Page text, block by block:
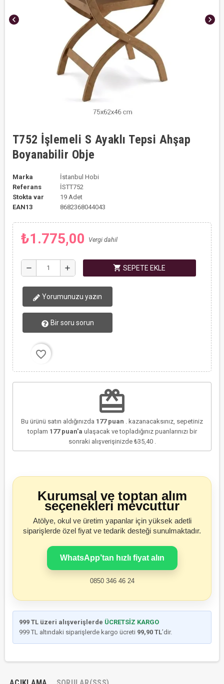
chevron_left chevron_right
T752 İşlemeli S Ayaklı Tepsi Ahşap
Boyanabilir Obje
Marka
İstanbul Hobi
Referans
İSTT752
Stokta var
19 Adet
EAN13
8682368044043
₺1.775,00 Vergi dahil
remove add shopping_cart SEPETE EKLE
Yorumunuzu yazın
Bir soru sorun
favorite_border
redeem
Bu ürünü satın aldığınızda 177puan . kazanacaksınız, sepetiniz
toplam 177puan'a ulaşacak ve topladığınız puanlarınızı bir
sonraki alışverişinizde ₺35,40.
Kurumsal ve toptan alım
seçenekleri mevcuttur
Atölye, okul ve üretim yapanlar için yüksek adetli
siparişlerde özel fiyat ve tedarik desteği sunulmaktadır.
WhatsApp’tan hızlı fiyat alın
0850 346 46 24
999 TL üzeri alışverişlerde ÜCRETSİZ KARGO
999 TL altındaki siparişlerde kargo ücreti 99,90 TL’dir.